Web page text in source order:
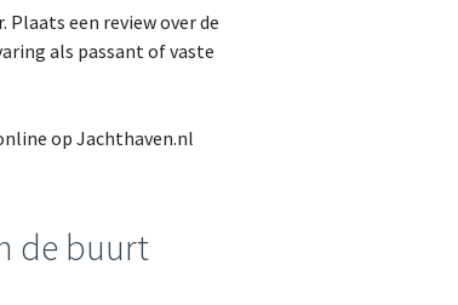
Plaats een review over de
als passant of vaste
op Jachthaven.nl
de buurt